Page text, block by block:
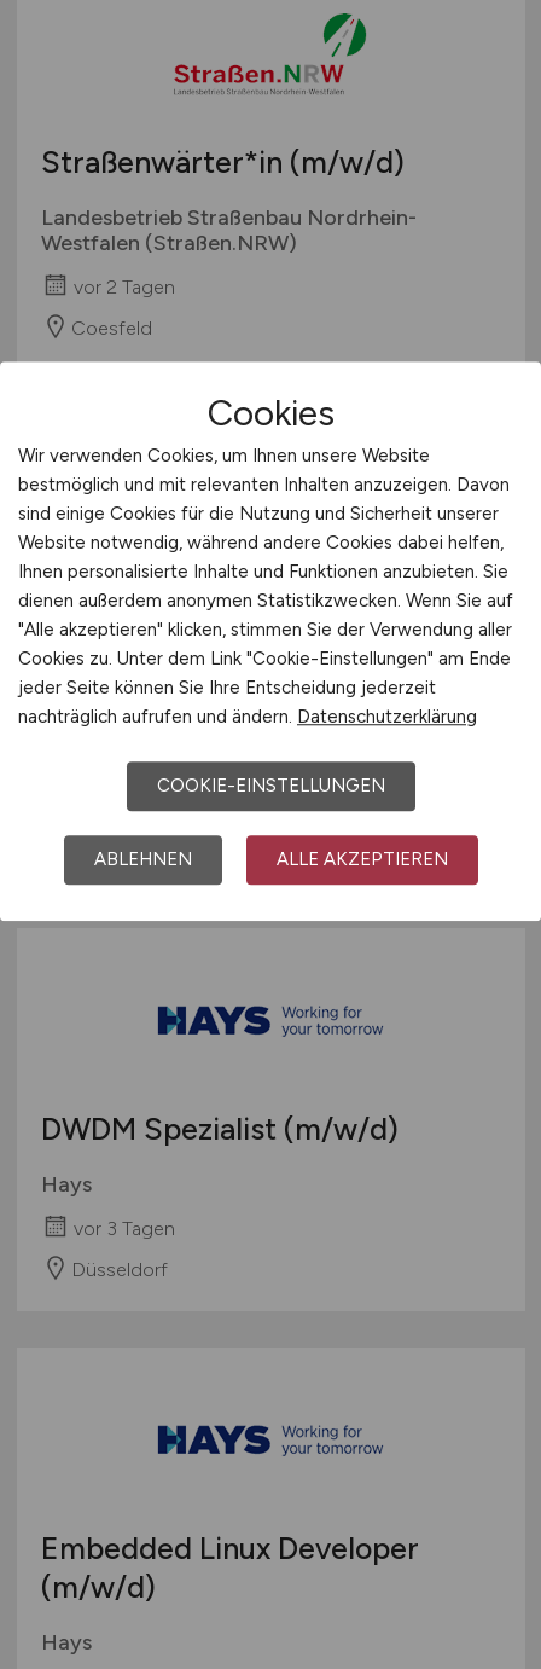
Straßenwärter*in (m/w/d)
Landesbetrieb Straßenbau Nordrhein-
Westfalen (Straßen.NRW)
vor 2 Tagen
Coesfeld
Qualifizierung zum Kfz-
Prüfingenieur(m/w/d)
Fahrzeugtechnik
Überwachung mbH
vor 3 Tagen
Bundesweit
DWDM Spezialist (m/w/d)
Hays
vor 3 Tagen
Düsseldorf
Embedded Linux Developer
(m/w/d)
Hays
Cookies
Wir verwenden Cookies, um Ihnen unsere Website
bestmöglich und mit relevanten Inhalten anzuzeigen. Davon
sind einige Cookies für die Nutzung und Sicherheit unserer
Website notwendig, während andere Cookies dabei helfen,
Ihnen personalisierte Inhalte und Funktionen anzubieten. Sie
dienen außerdem anonymen Statistikzwecken. Wenn Sie auf
"Alle akzeptieren" klicken, stimmen Sie der Verwendung aller
Cookies zu. Unter dem Link "Cookie-Einstellungen" am Ende
jeder Seite können Sie Ihre Entscheidung jederzeit
nachträglich aufrufen und ändern. Datenschutzerklärung
COOKIE-EINSTELLUNGEN
ABLEHNEN ALLE AKZEPTIEREN